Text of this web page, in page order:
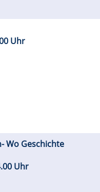
Uhr
Wo Geschichte
Uhr